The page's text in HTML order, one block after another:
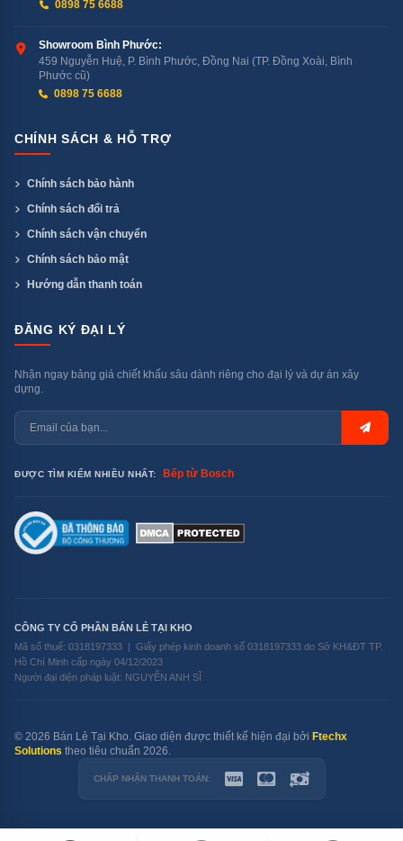
0898 75 6688
Showroom Bình Phước:
459 Nguyễn Huệ, P. Bình Phước, Đồng Nai (TP. Đồng Xoài, Bình
Phước cũ)
0898 75 6688
CHÍNH SÁCH & HỖ TRỢ
Chính sách bảo hành
Chính sách đổi trả
Chính sách vận chuyển
Chính sách bảo mật
Hướng dẫn thanh toán
ĐĂNG KÝ ĐẠI LÝ
Nhận ngay bảng giá chiết khấu sâu dành riêng cho đại lý và dự án xây
dựng.
ĐƯỢC TÌM KIẾM NHIỀU NHẤT: Bếp từ Bosch
CÔNG TY CỔ PHẦN BÁN LẺ TẠI KHO
Mã số thuế: 0318197333 | Giấy phép kinh doanh số 0318197333 do Sở KH&ĐT TP.
Hồ Chí Minh cấp ngày 04/12/2023
Người đại diện pháp luật: NGUYỄN ANH SĨ
© 2026 Bán Lẻ Tại Kho. Giao diện được thiết kế hiện đại bởi Ftechx
Solutions theo tiêu chuẩn 2026.
CHẤP NHẬN THANH TOÁN: